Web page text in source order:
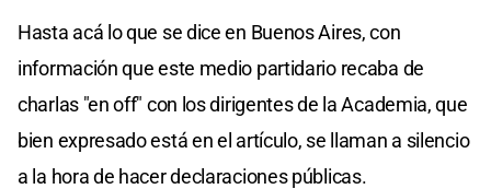
Hasta acá lo que se dice en Buenos Aires, con
información que este medio partidario recaba de
charlas "en off" con los dirigentes de la Academia, que
bien expresado está en el artículo, se llaman a silencio
a la hora de hacer declaraciones públicas.